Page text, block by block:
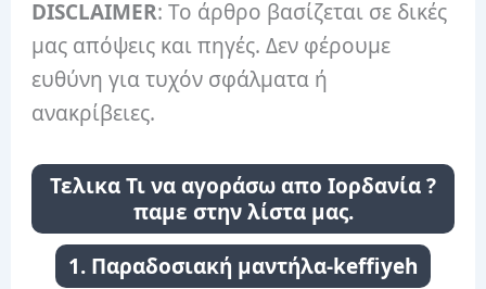
DISCLAIMER: Το άρθρο βασίζεται σε δικές
μας απόψεις και πηγές. Δεν φέρουμε
ευθύνη για τυχόν σφάλματα ή
ανακρίβειες.
Τελικα Τι να αγοράσω απο Ιορδανία ?
παμε στην λίστα μας.
1. Παραδοσιακή μαντήλα-keffiyeh